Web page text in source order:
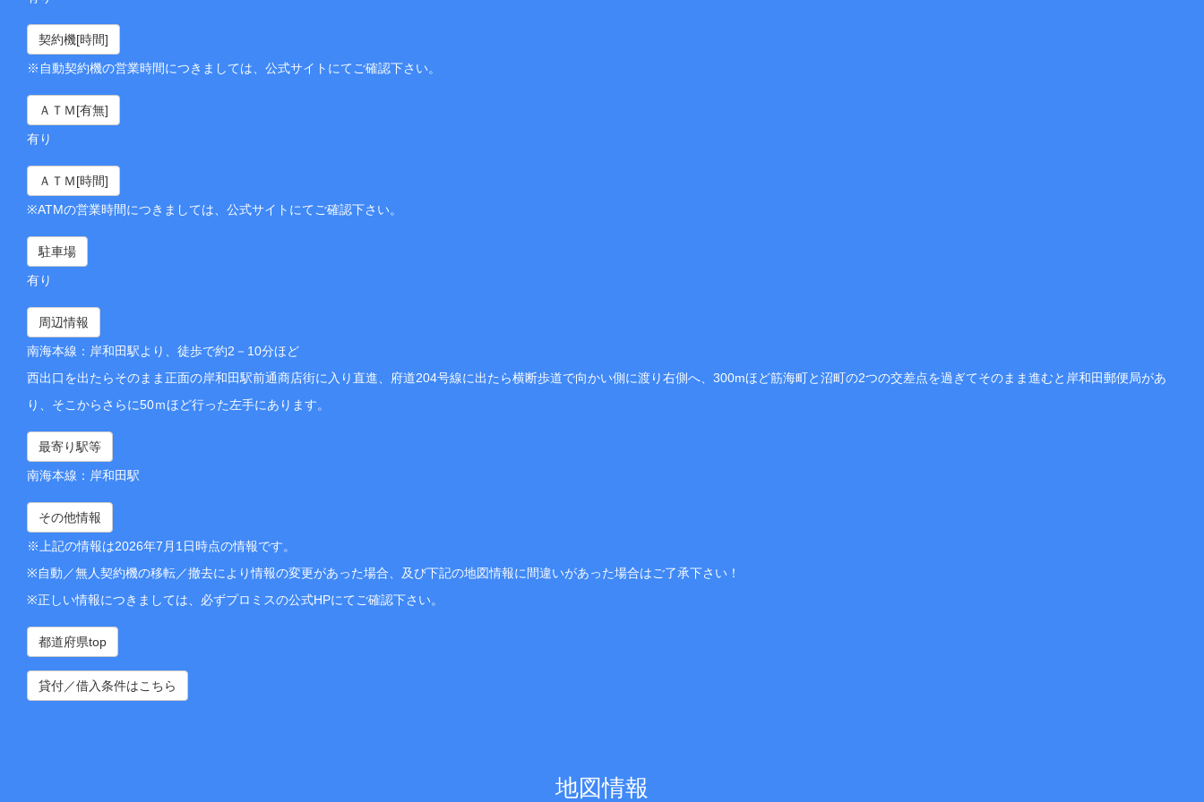
契約機[時間]
※自動契約機の営業時間につきましては、公式サイトにてご確認下さい。
ＡＴＭ[有無]
有り
ＡＴＭ[時間]
※ATMの営業時間につきましては、公式サイトにてご確認下さい。
駐車場
有り
周辺情報
南海本線：岸和田駅より、徒歩で約2－10分ほど
西出口を出たらそのまま正面の岸和田駅前通商店街に入り直進、府道204号線に出たら横断歩道で向かい側に渡り右側へ、300mほど筋海町と沼町の2つの交差点を過ぎてそのまま進むと岸和田郵便局があ
り、そこからさらに50ｍほど行った左手にあります。
最寄り駅等
南海本線：岸和田駅
その他情報
※上記の情報は2026年7月1日時点の情報です。
※自動／無人契約機の移転／撤去により情報の変更があった場合、及び下記の地図情報に間違いがあった場合はご了承下さい！
※正しい情報につきましては、必ずプロミスの公式HPにてご確認下さい。
都道府県top
貸付／借入条件はこちら
地図情報